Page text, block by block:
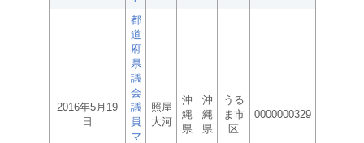
2016年5月19
日
都
道
府
県
議
会
議
員
マ
照屋
大河
沖
縄
県
沖
縄
県
うる
ま市
区
0000000329